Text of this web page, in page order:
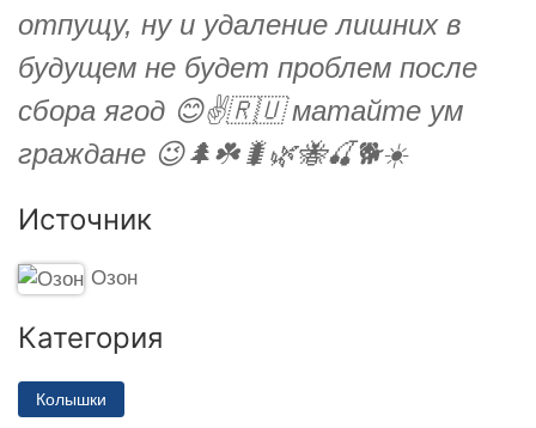
отпущу, ну и удаление лишних в
будущем не будет проблем после
сбора ягод 😊✌️🇷🇺 матайте ум
граждане 😉🌲☘️🐛🌿🐝🍒🐕☀️
Источник
Озон
Категория
Колышки